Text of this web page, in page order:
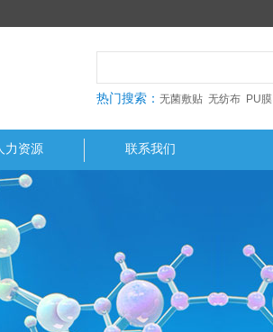
热门搜索： 无菌敷贴 无纺布 PU膜
力资源 联系我们